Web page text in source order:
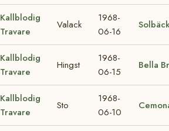
Kallblodig
Travare
Valack
1968-
06-16
Kallblodig
Travare
Hingst
1968-
06-15
Bella
Kallblodig
Travare
Sto
1968-
06-10